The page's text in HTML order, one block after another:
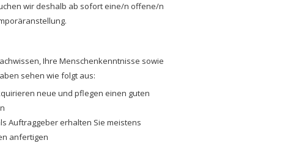
wir deshalb ab sofort eine/n offene/n
Ihre Menschenkenntnisse sowie
sehen wie folgt aus:
neue und pflegen einen guten
Auftraggeber erhalten Sie meistens
anfertigen